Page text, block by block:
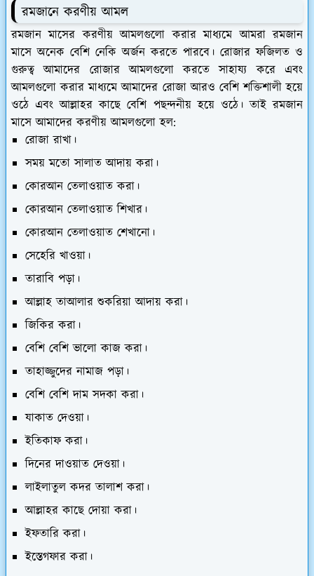
রমজানে করণীয় আমল
রমজান মাসের করণীয় আমলগুলো করার মাধ্যমে আমরা রমজান
মাসে অনেক বেশি নেকি অর্জন করতে পারবে। রোজার ফজিলত ও
গুরুত্ব আমাদের রোজার আমলগুলো করতে সাহায্য করে এবং
আমলগুলো করার মাধ্যমে আমাদের রোজা আরও বেশি শক্তিশালী হয়ে
ওঠে এবং আল্লাহর কাছে বেশি পছন্দনীয় হয়ে ওঠে। তাই রমজান
মাসে আমাদের করণীয় আমলগুলো হল:
রোজা রাখা।
সময় মতো সালাত আদায় করা।
কোরআন তেলাওয়াত করা।
কোরআন তেলাওয়াত শিখার।
কোরআন তেলাওয়াত শেখানো।
সেহেরি খাওয়া।
তারাবি পড়া।
আল্লাহ তাআলার শুকরিয়া আদায় করা।
জিকির করা।
বেশি বেশি ভালো কাজ করা।
তাহাজ্জুদের নামাজ পড়া।
বেশি বেশি দাম সদকা করা।
যাকাত দেওয়া।
ইতিকাফ করা।
দিনের দাওয়াত দেওয়া।
লাইলাতুল কদর তালাশ করা।
আল্লাহর কাছে দোয়া করা।
ইফতারি করা‌।
ইস্তেগফার করা।